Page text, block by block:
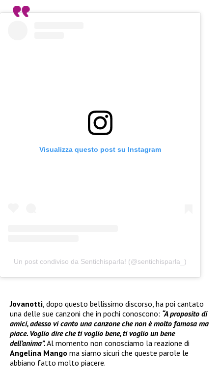
Visualizza questo post su Instagram
Un post condiviso da Sentichisparla! (@sentichisparla_)
Jovanotti, dopo questo bellissimo discorso, ha poi cantato
una delle sue canzoni che in pochi conoscono: “A proposito di
amici, adesso vi canto una canzone che non è molto famosa ma
piace. Voglio dire che ti voglio bene, ti voglio un bene
dell’anima”.Al momento non conosciamo la reazione di
Angelina Mango ma siamo sicuri che queste parole le
abbiano fatto molto piacere.